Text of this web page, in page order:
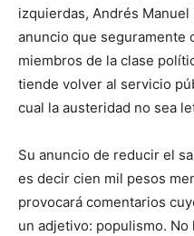
izquierdas, Andrés
anuncio que seguramente
miembros de la clase
tiende volver al servicio
cual la austeridad no sea
Su anuncio de reducir el
es decir cien mil pesos
provocará comentarios
un adjetivo: populismo.